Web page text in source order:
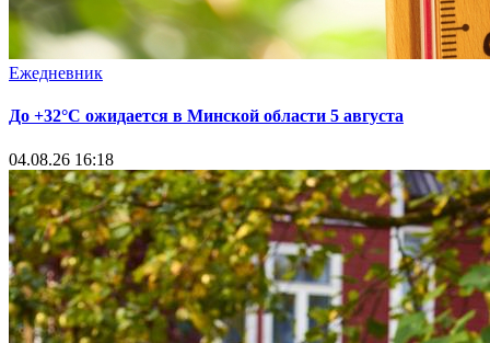
Ежедневник
До +32°С ожидается в Минской области 5 августа
04.08.26 16:18